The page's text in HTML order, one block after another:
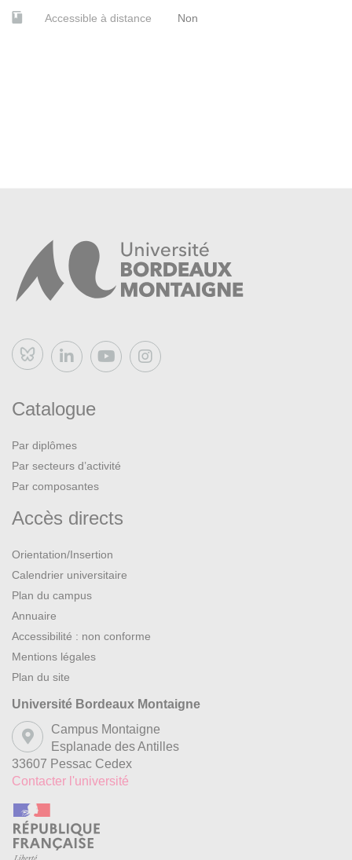
Accessible à distance Non
Bluesky
Catalogue
Par diplômes
Par secteurs d’activité
Par composantes
Accès directs
Orientation/Insertion
Calendrier universitaire
Plan du campus
Annuaire
Accessibilité : non conforme
Mentions légales
Plan du site
Université Bordeaux Montaigne
Campus Montaigne
Esplanade des Antilles
33607 Pessac Cedex
Contacter l'université